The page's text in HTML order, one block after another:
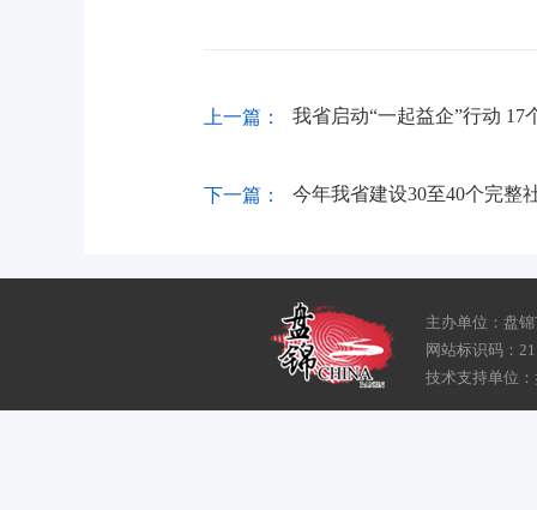
上一篇： 我省启动“一起益企”行动 17
下一篇： 今年我省建设30至40个完整
主办单位：盘
网站标识码：
技术支持单位